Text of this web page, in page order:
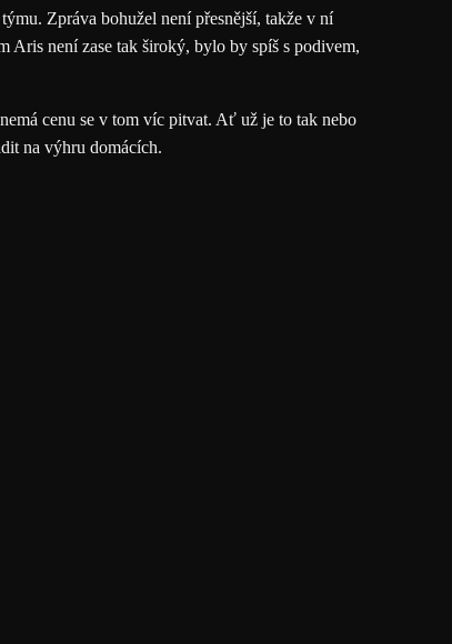
Zpráva bohužel není přesnější, takže v ní
Aris není zase tak široký, bylo by spíš s podivem,
cenu se v tom víc pitvat. Ať už je to tak nebo
na výhru domácích.